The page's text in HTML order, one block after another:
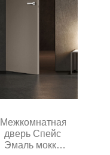
Межкомнатная
дверь Спейс
Эмаль мокко